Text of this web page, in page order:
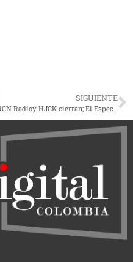
SIGUIENTE
RCN Radioy HJCK cierran; El Espectador y Portafolio tendrán cambios